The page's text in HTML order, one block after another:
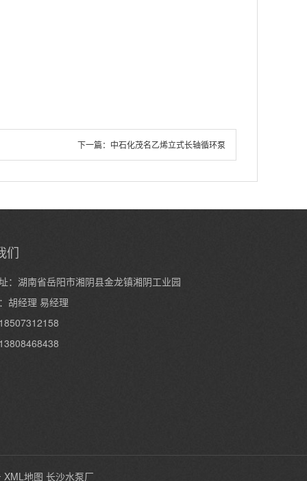
下一篇： 中石化茂名乙烯立式长轴循环泵
们
：湖南省岳阳市湘阴县金龙镇湘阴工业园
胡经理 易经理
XML地图 长沙水泵厂